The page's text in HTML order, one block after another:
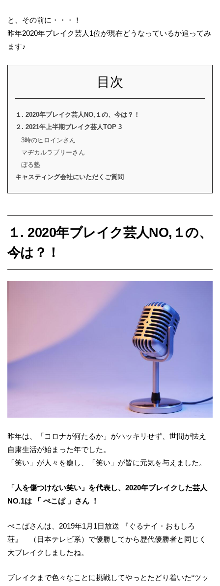
と、その前に・・・！
昨年2020年ブレイク芸人1位が現在どうなっているか追ってみ
ます♪
目次
１. 2020年ブレイク芸人NO,１の、今は？！
２. 2021年上半期ブレイク芸人TOP 3
3時のヒロインさん
マヂカルラブリーさん
ぼる塾
キャスティング会社にいただくご質問
１. 2020年ブレイク芸人NO,１の、
今は？！
昨年は、「コロナが何たるか」がハッキリせず、世間が怯え
自粛生活が始まった年でした。
「笑い」が人々を癒し、「笑い」が皆に元気を与えました。
「人を傷つけない笑い」を代表し、2020年ブレイクした芸人
NO.1は 「 ぺこぱ 」さん ！
ぺこぱさんは、2019年1月1日放送 『ぐるナイ・おもしろ
荘』 （日本テレビ系）で優勝してから歴代優勝者と同じく
大ブレイクしましたね。
ブレイクまで色々なことに挑戦してやっとたどり着いた“ツッ